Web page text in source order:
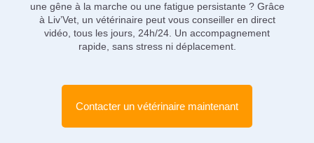
une gêne à la marche ou une fatigue persistante ? Grâce
à Liv’Vet, un vétérinaire peut vous conseiller en direct
vidéo, tous les jours, 24h/24. Un accompagnement
rapide, sans stress ni déplacement.
Contacter un vétérinaire maintenant